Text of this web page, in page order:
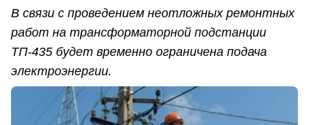
В связи с проведением неотложных ремонтных
работ на трансформаторной подстанции
ТП-435 будет временно ограничена подача
электроэнергии.